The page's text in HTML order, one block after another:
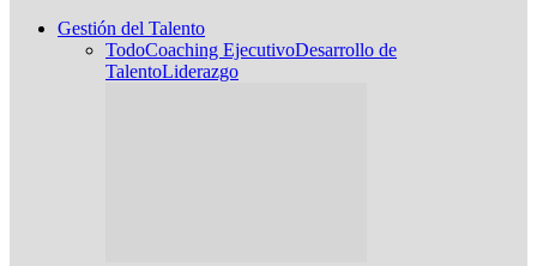
Gestión del Talento
TodoCoaching EjecutivoDesarrollo de
TalentoLiderazgo